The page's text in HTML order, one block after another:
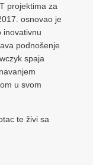
projektima za
osnovao je
inovativnu
podnošenje
spaja
u svom
te živi sa